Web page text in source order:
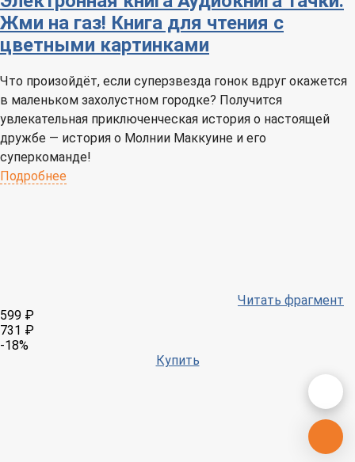
Жми на газ! Книга для чтения с
цветными картинками
Что произойдёт, если суперзвезда гонок вдруг окажется
в маленьком захолустном городке? Получится
увлекательная приключенческая история о настоящей
дружбе — история о Молнии Маккуине и его
суперкоманде!
Подробнее
Читать фрагмент
599 ₽
731 ₽
-18%
Купить